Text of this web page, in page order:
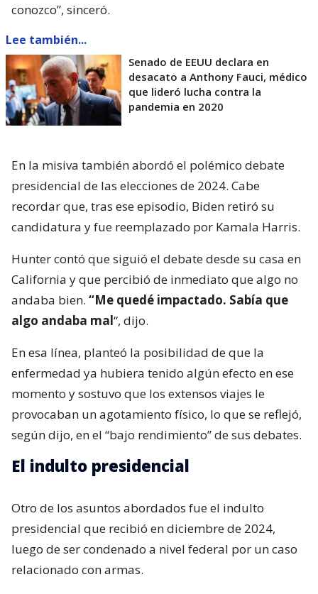
conozco”, sinceró.
Lee también...
Senado de EEUU declara en
desacato a Anthony Fauci, médico
que lideró lucha contra la
pandemia en 2020
En la misiva también abordó el polémico debate
presidencial de las elecciones de 2024. Cabe
recordar que, tras ese episodio, Biden retiró su
candidatura y fue reemplazado por Kamala Harris.
Hunter contó que siguió el debate desde su casa en
California y que percibió de inmediato que algo no
andaba bien. “Me quedé impactado. Sabía que
algo andaba mal“, dijo.
En esa línea, planteó la posibilidad de que la
enfermedad ya hubiera tenido algún efecto en ese
momento y sostuvo que los extensos viajes le
provocaban un agotamiento físico, lo que se reflejó,
según dijo, en el “bajo rendimiento” de sus debates.
El indulto presidencial
Otro de los asuntos abordados fue el indulto
presidencial que recibió en diciembre de 2024,
luego de ser condenado a nivel federal por un caso
relacionado con armas.